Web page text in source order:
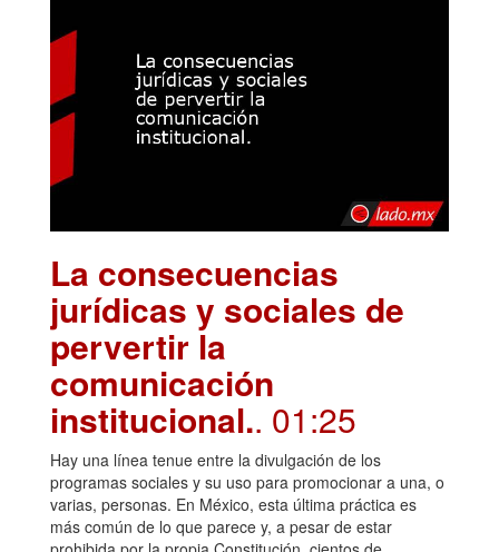
La consecuencias
jurídicas y sociales de
pervertir la
comunicación
institucional.. 01:25
Hay una línea tenue entre la divulgación de los
programas sociales y su uso para promocionar a una, o
varias, personas. En México, esta última práctica es
más común de lo que parece y, a pesar de estar